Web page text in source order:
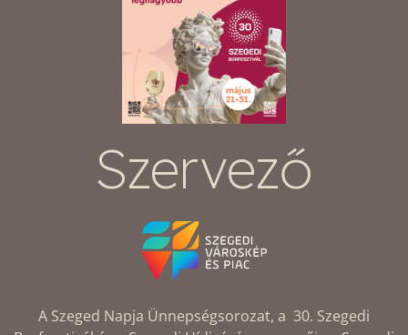
Szervező
A Szeged Napja Ünnepségsorozat, a 30. Szegedi